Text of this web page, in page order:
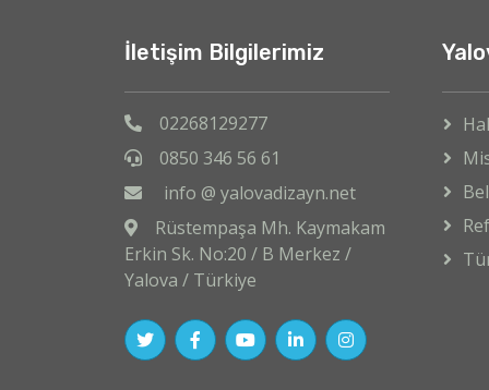
İletişim Bilgilerimiz
02268129277
0850 346 56 61
info @ yalovadizayn.net
Rüstempaşa Mh. Kaymakam
Erkin Sk. No:20 / B Merkez /
Yalova / Türkiye